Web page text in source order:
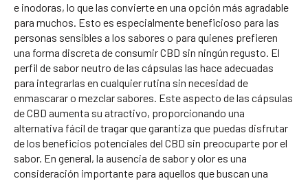
e inodoras, lo que las convierte en una opción más agradable
para muchos. Esto es especialmente beneficioso para las
personas sensibles a los sabores o para quienes prefieren
una forma discreta de consumir CBD sin ningún regusto. El
perfil de sabor neutro de las cápsulas las hace adecuadas
para integrarlas en cualquier rutina sin necesidad de
enmascarar o mezclar sabores. Este aspecto de las cápsulas
de CBD aumenta su atractivo, proporcionando una
alternativa fácil de tragar que garantiza que puedas disfrutar
de los beneficios potenciales del CBD sin preocuparte por el
sabor. En general, la ausencia de sabor y olor es una
consideración importante para aquellos que buscan una